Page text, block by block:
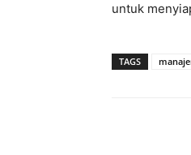
untuk
TAGS